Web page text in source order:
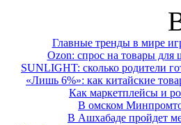
Главные тренды в мире
Ozon: спрос на товары для
SUNLIGHT: сколько родители
«Лишь 6%»: как китайские
Как маркетплейсы и
В омском
В Ашхабаде пройдет